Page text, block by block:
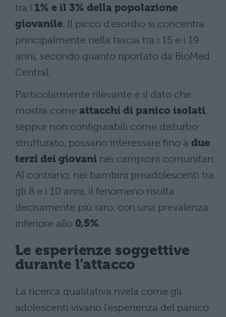
tra l’1% e il 3% della popolazione
giovanile. Il picco d’esordio si concentra
principalmente nella fascia tra i 15 e i 19
anni, secondo quanto riportato da BioMed
Central.
Particolarmente rilevante è il dato che
mostra come attacchi di panico isolati,
seppur non configurabili come disturbo
strutturato, possano interessare fino a due
terzi dei giovani nei campioni comunitari.
Al contrario, nei bambini preadolescenti tra
gli 8 e i 10 anni, il fenomeno risulta
decisamente più raro, con una prevalenza
inferiore allo 0,5%.
Le esperienze soggettive
durante l’attacco
La ricerca qualitativa rivela come gli
adolescenti vivano l’esperienza del panico